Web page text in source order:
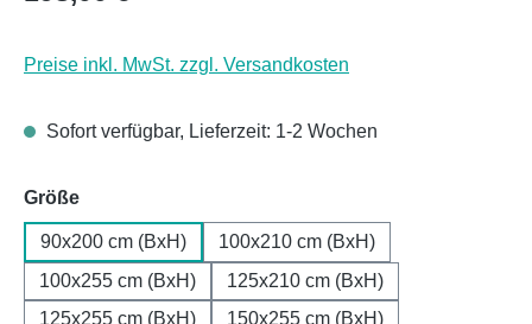
Preise inkl. MwSt. zzgl. Versandkosten
Sofort verfügbar, Lieferzeit: 1-2 Wochen
Größeauswählen
90x200 cm (BxH)
100x210 cm (BxH)
100x255 cm (BxH)
125x210 cm (BxH)
125x255 cm (BxH)
150x255 cm (BxH)